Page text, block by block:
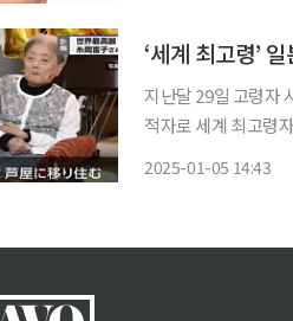
‘세계 최고령’
지난달 29일 고령자
적자로 세계 최고령
2025-01-05 14:43